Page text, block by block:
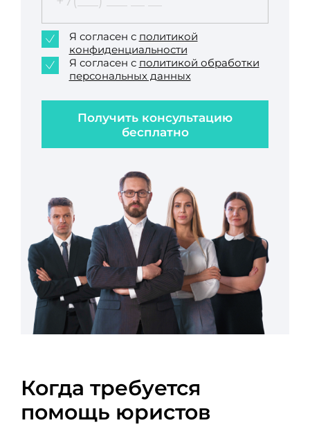
Получить консультацию
бесплатно
Я согласен с политикой
конфиденциальности
Я согласен с политикой обработки
персональных данных
Когда требуется
помощь юристов